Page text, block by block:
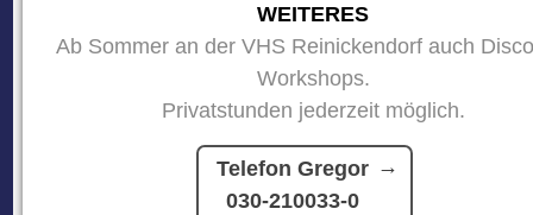
WEITERES
Ab Sommer an der VHS Reinickendorf auch
Workshops.
Privatstunden jederzeit möglich.
Telefon Gregor
030-210033-0